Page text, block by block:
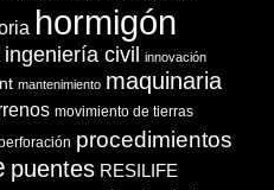
hormigón
ingeniería civil innovación
mantenimiento maquinaria
movimiento de tierras
procedimientos
puentes RESILIFE